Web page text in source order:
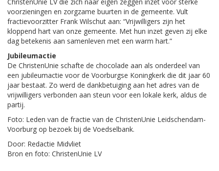
ChristenUnie LV die zich naar eigen zeggen inzet voor sterke
voorzieningen en zorgzame buurten in de gemeente. Vult
fractievoorzitter Frank Wilschut aan: “Vrijwilligers zijn het
kloppend hart van onze gemeente. Met hun inzet geven zij elke
dag betekenis aan samenleven met een warm hart.”
Jubileumactie
De ChristenUnie schafte de chocolade aan als onderdeel van
een jubileumactie voor de Voorburgse Koningkerk die dit jaar 60
jaar bestaat. Zo werd de dankbetuiging aan het adres van de
vrijwilligers verbonden aan steun voor een lokale kerk, aldus de
partij.
Foto: Leden van de fractie van de ChristenUnie Leidschendam-
Voorburg op bezoek bij de Voedselbank.
Door: Redactie Midvliet
Bron en foto: ChristenUnie LV